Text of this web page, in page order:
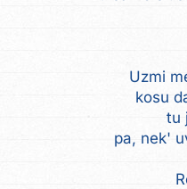
Uzmi
kosu
tu
pa, nek'